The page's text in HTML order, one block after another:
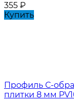
355 ₽
Купить
Профиль С-
плитки 8 мм